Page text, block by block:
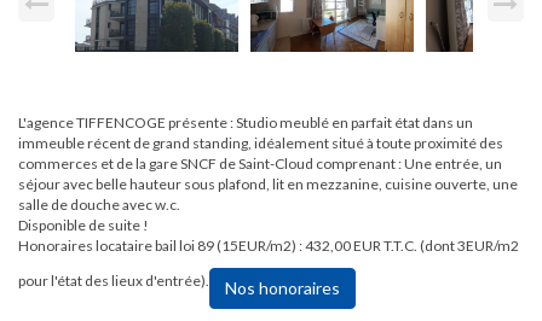
L'agence TIFFENCOGE présente : Studio meublé en parfait état dans un
immeuble récent de grand standing, idéalement situé à toute proximité des
commerces et de la gare SNCF de Saint-Cloud comprenant : Une entrée, un
séjour avec belle hauteur sous plafond, lit en mezzanine, cuisine ouverte, une
salle de douche avec w.c.
Disponible de suite !
Honoraires locataire bail loi 89 (15EUR/m2) : 432,00 EUR T.T.C. (dont 3EUR/m2
pour l'état des lieux d'entrée).
Nos honoraires